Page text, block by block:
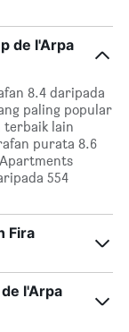
de l'Arpa
8.4 daripada
paling popular
terbaik lain
purata 8.6
554
Fira
l'Arpa